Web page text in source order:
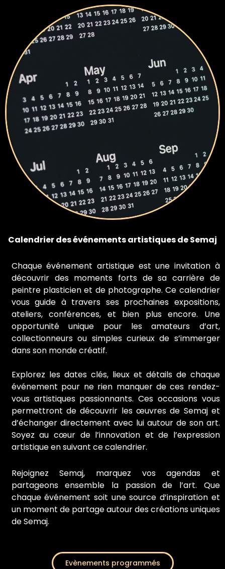
Calendrier des événements artistiques de Semaj
Chaque événement artistique est une invitation à
découvrir des moments forts de sa carrière de
peintre plasticien et de photographe. Ce calendrier
vous guide à travers ses prochaines expositions,
ateliers, conférences, et bien plus encore. Une
opportunité unique pour les amateurs d’art,
collectionneurs ou simples curieux de s’immerger
dans son monde créatif.
Explorez les dates clés, lieux et détails de chaque
événement pour ne rien manquer de ces rendez-
vous artistiques passionnants. Ces occasions vous
permettront de découvrir les œuvres de Semaj et
d’échanger directement avec lui autour de son art.
Soyez au cœur de l’innovation et de l’expression
artistique en suivant ce calendrier.
Rejoignez Semaj, marquez vos agendas et
partageons ensemble la passion de l’art. Que
chaque événement soit une source d’inspiration et
un moment de partage autour des créations uniques
de Semaj.
Evènements programmés